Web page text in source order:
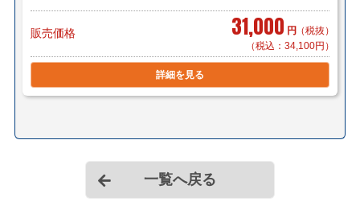
販売価格 31,000 円 （税抜）
（税込：34,100円）
詳細を見る
一覧へ戻る